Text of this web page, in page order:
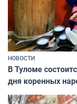
НОВОСТИ
В Туломе
дня коренных